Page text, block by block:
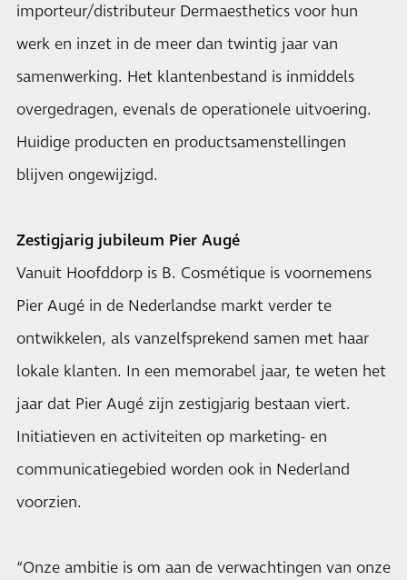
importeur/distributeur Dermaesthetics voor hun
werk en inzet in de meer dan twintig jaar van
samenwerking. Het klantenbestand is inmiddels
overgedragen, evenals de operationele uitvoering.
Huidige producten en productsamenstellingen
blijven ongewijzigd.
Zestigjarig jubileum Pier Augé
Vanuit Hoofddorp is B. Cosmétique is voornemens
Pier Augé in de Nederlandse markt verder te
ontwikkelen, als vanzelfsprekend samen met haar
lokale klanten. In een memorabel jaar, te weten het
jaar dat Pier Augé zijn zestigjarig bestaan viert.
Initiatieven en activiteiten op marketing- en
communicatiegebied worden ook in Nederland
voorzien.
“Onze ambitie is om aan de verwachtingen van onze